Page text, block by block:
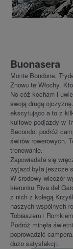
Buonasera
Monte Bondone.
Znowu te Włochy.
No cóż kocham i
swoją drugą
ekscytująco a to z
kultowe podjazdy w
Secondo: podróż
świrów rowerowych.
trenowanie.
Zapowiadała się
wyjazd była jeszcze
W środowy wieczór
kierunku Riva del
z nich z kolegą
naszych wspólnych
Tobiaszem i
Podróż minęła
poprowadzić
dużo satysfakcji.